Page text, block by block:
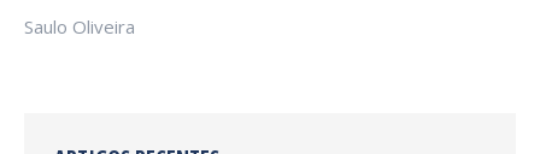
Saulo Oliveira